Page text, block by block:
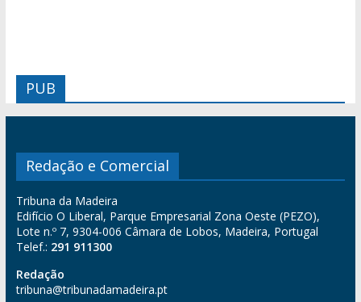
PUB
Redação e Comercial
Tribuna da Madeira
Edifício O Liberal, Parque Empresarial Zona Oeste (PEZO),
Lote n.º 7, 9304-006 Câmara de Lobos, Madeira, Portugal
Telef.: 291 911300
Redação
tribuna@tribunadamadeira.pt